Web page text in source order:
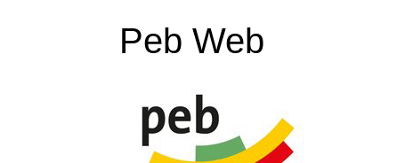
Peb Web